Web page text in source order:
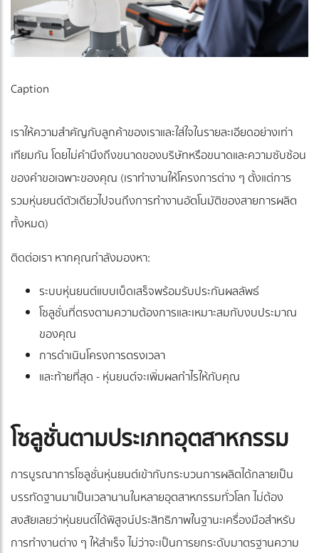
Caption
เราให้ความสำคัญกับลูกค้าของเราและใส่ใจในรายละเอียดอย่างเท่า
เทียมกัน โดยไม่คำนึงถึงขนาดของบริษัทหรือขนาดและความซับซ้อน
ของคำขอเฉพาะของคุณ (เราทำงานให้โครงการต่าง ๆ ตั้งแต่การ
รวมหุ่นยนต์ตัวเดียวไปจนถึงการทำงานอัตโนมัติของสายการผลิต
ทั้งหมด)
ติดต่อเรา หากคุณกำลังมองหา:
ระบบหุ่นยนต์แบบเบ็ดเสร็จพร้อมรับประกันผลลัพธ์
โซลูชั่นที่ตรงตามความต้องการและเหมาะสมกับงบประมาณ
ของคุณ
การดำเนินโครงการตรงเวลา
และท้ายที่สุด - หุ่นยนต์จะเพิ่มผลกำไรให้กับคุณ
โซลูชั่นตามประเภทอุตสาหกรรม
การบูรณาการโซลูชั่นหุ่นยนต์เข้ากับกระบวนการผลิตได้กลายเป็น
บรรทัดฐานมาเป็นเวลานานในหลายอุตสาหกรรมทั่วโลก ไม่ต้อง
สงสัยเลยว่าหุ่นยนต์ได้พิสูจน์ประสิทธิภาพในฐานะเครื่องมือสำหรับ
การทำงานต่าง ๆ ให้สำเร็จ ไม่ว่าจะเป็นการยกระดับมาตรฐานความ